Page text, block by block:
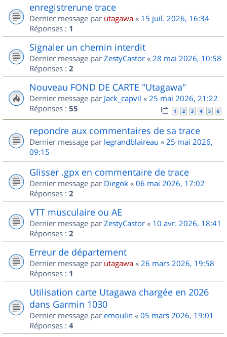
enregistrerune trace
Dernier message par utagawa « 15 juil. 2026, 16:34
Réponses : 1
Signaler un chemin interdit
Dernier message par ZestyCastor « 28 mai 2026, 10:58
Réponses : 2
Nouveau FOND DE CARTE "Utagawa"
Dernier message par Jack_capvil « 25 mai 2026, 21:22
Réponses : 55 1 2 3 4 5 6
repondre aux commentaires de sa trace
Dernier message par legrandblaireau « 25 mai 2026,
09:15
Glisser .gpx en commentaire de trace
Dernier message par Diegok « 06 mai 2026, 17:02
Réponses : 2
VTT musculaire ou AE
Dernier message par ZestyCastor « 10 avr. 2026, 18:41
Réponses : 2
Erreur de département
Dernier message par utagawa « 26 mars 2026, 19:58
Réponses : 1
Utilisation carte Utagawa chargée en 2026
dans Garmin 1030
Dernier message par emoulin « 05 mars 2026, 19:01
Réponses : 4